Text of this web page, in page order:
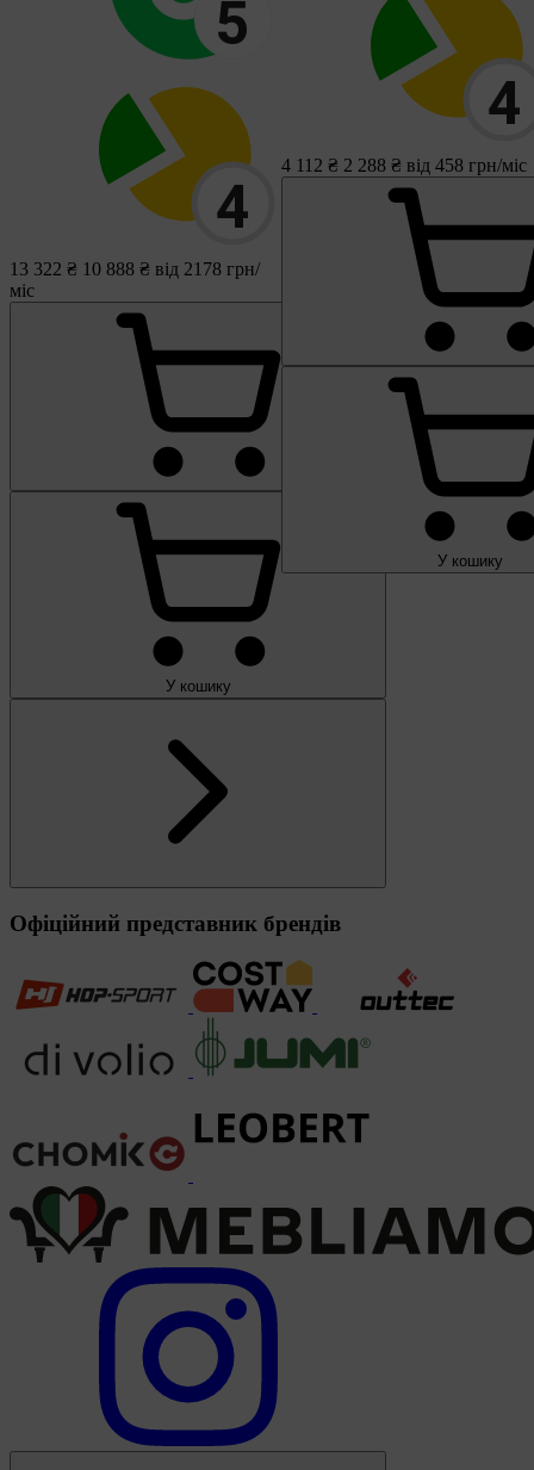
13 322 ₴ 10 888 ₴ від 2178 грн/
міс
У кошику
4 112 ₴ 2 288 ₴ від 458 грн/міс
У кошику
Офіційний представник брендів